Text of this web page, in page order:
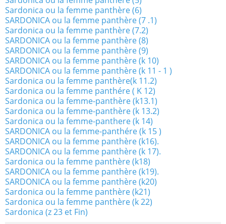
Sardonica ou la femme panthère (6)
SARDONICA ou la femme panthère (7 .1)
Sardonica ou la femme panthère (7.2)
SARDONICA ou la femme panthère (8)
SARDONICA ou la femme panthère (9)
SARDONICA ou la femme panthère (k 10)
SARDONICA ou la femme panthère (k 11 - 1 )
Sardonica ou la femme panthère(k 11.2)
Sardonica ou la femme panthére ( K 12)
Sardonica ou la femme-panthère (k13.1)
Sardonica ou la femme-panthère (k 13.2)
Sardonica ou la femme-panthere (k 14)
SARDONICA ou la femme-panthére (k 15 )
SARDONICA ou la femme panthère (k16).
SARDONICA ou la femme panthère (k 17).
Sardonica ou la femme panthère (k18)
SARDONICA ou la femme panthère (k19).
SARDONICA ou la femme panthère (k20)
Sardonica ou la femme panthère (k21)
Sardonica ou la femme panthère (k 22)
Sardonica (z 23 et Fin)